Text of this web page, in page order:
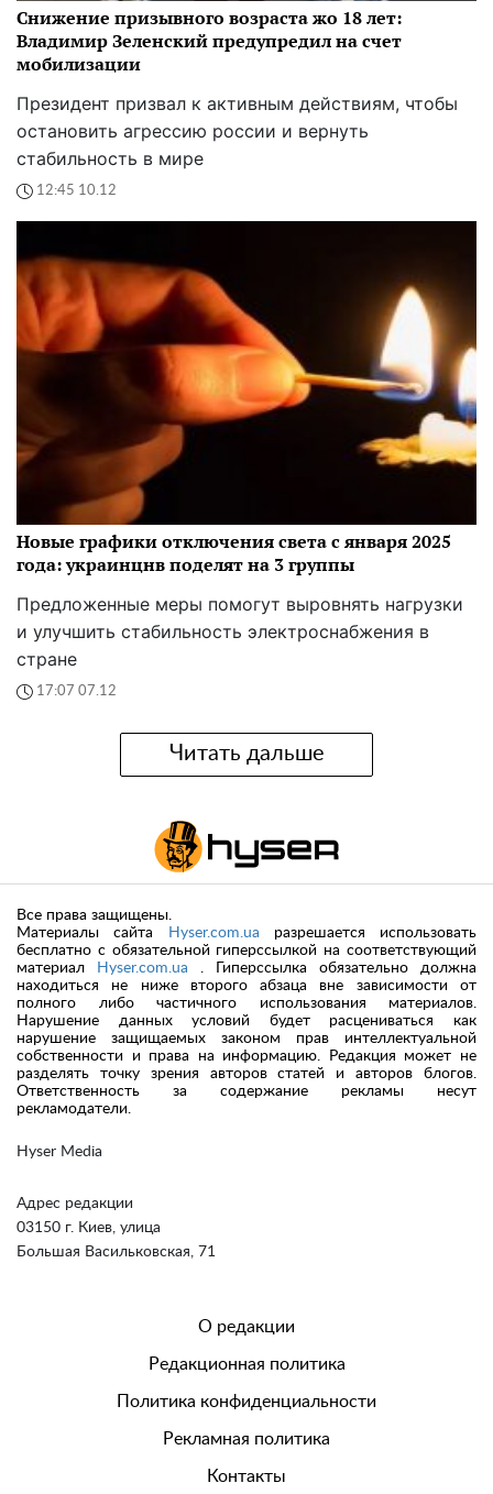
Снижение призывного возраста жо 18 лет:
Владимир Зеленский предупредил на счет
мобилизации
Президент призвал к активным действиям, чтобы
остановить агрессию россии и вернуть
стабильность в мире
12:45 10.12
Новые графики отключения света с января 2025
года: украинцнв поделят на 3 группы
Предложенные меры помогут выровнять нагрузки
и улучшить стабильность электроснабжения в
стране
17:07 07.12
Читать дальше
Hyser Media
Адрес редакции
03150 г. Киев, улица
Большая Васильковская, 71
Все права защищены.
Материалы сайта
Hyser.com.ua разрешается использовать
бесплатно с обязательной гиперссылкой на соответствующий
материал
Hyser.com.ua . Гиперссылка обязательно должна
находиться не ниже второго абзаца вне зависимости от
полного либо частичного использования материалов.
Нарушение данных условий будет расцениваться как
нарушение защищаемых законом прав интеллектуальной
собственности и права на информацию. Редакция может не
разделять точку зрения авторов статей и авторов блогов.
Ответственность за содержание рекламы несут
рекламодатели.
О редакции
Редакционная политика
Политика конфиденциальности
Рекламная политика
Контакты